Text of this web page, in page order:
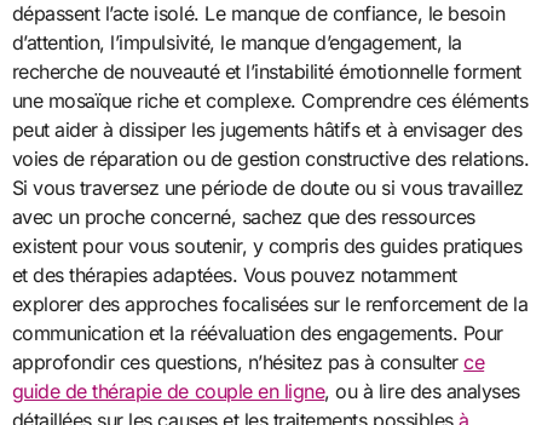
dépassent l’acte isolé. Le manque de confiance, le besoin
d’attention, l’impulsivité, le manque d’engagement, la
recherche de nouveauté et l’instabilité émotionnelle forment
une mosaïque riche et complexe. Comprendre ces éléments
peut aider à dissiper les jugements hâtifs et à envisager des
voies de réparation ou de gestion constructive des relations.
Si vous traversez une période de doute ou si vous travaillez
avec un proche concerné, sachez que des ressources
existent pour vous soutenir, y compris des guides pratiques
et des thérapies adaptées. Vous pouvez notamment
explorer des approches focalisées sur le renforcement de la
communication et la réévaluation des engagements. Pour
approfondir ces questions, n’hésitez pas à consulterce
guide de thérapie de couple en ligne, ou à lire des analyses